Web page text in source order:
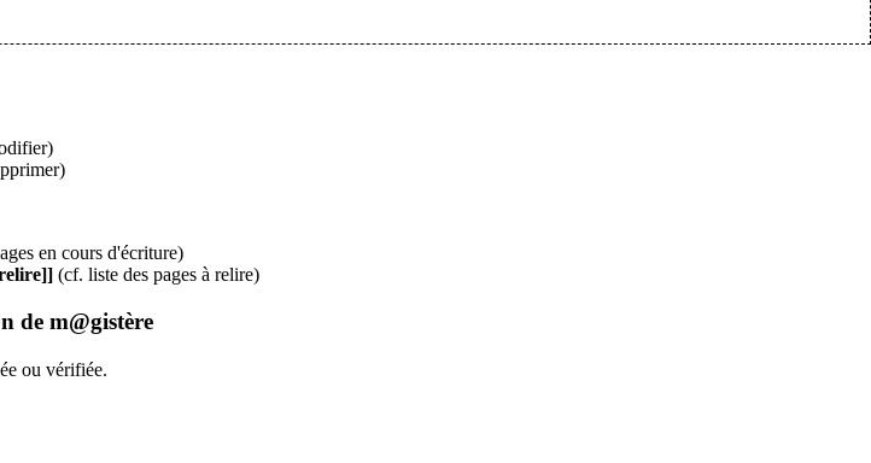
)
)
en cours d'écriture)
(cf. liste des pages à relire)
de m@gistère
ou vérifiée.